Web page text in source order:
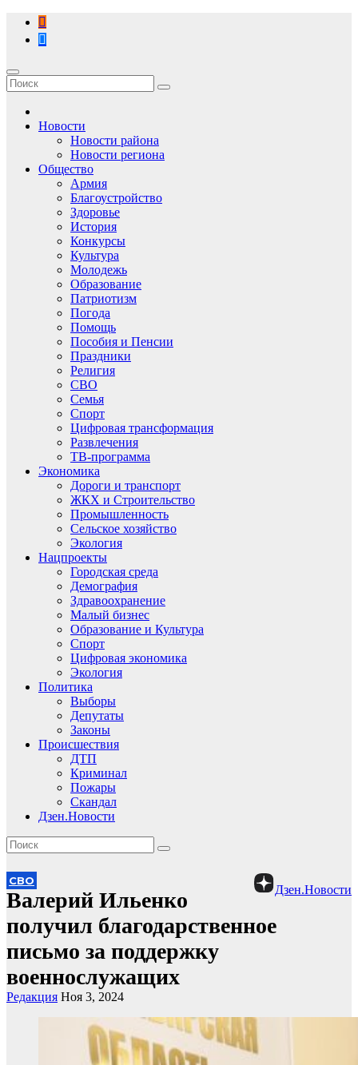
Перейти
содержимому
Новости
Новости района
Новости региона
Общество
Армия
Благоустройство
Здоровье
История
Конкурсы
Культура
Молодежь
Образование
Патриотизм
Погода
Помощь
Пособия и Пенсии
Праздники
Религия
СВО
Семья
Спорт
Цифровая трансформация
Развлечения
ТВ-программа
Экономика
Дороги и транспорт
ЖКХ и Строительство
Промышленность
Сельское хозяйство
Экология
Нацпроекты
Городская среда
Демография
Здравоохранение
Малый бизнес
Образование и Культура
Спорт
Цифровая экономика
Экология
Политика
Выборы
Депутаты
Законы
Происшествия
ДТП
Криминал
Пожары
Скандал
Дзен.Новости
Дзен.Новости
СВО
Валерий Ильенко
получил благодарственное
письмо за поддержку
военнослужащих
Редакция Ноя 3, 2024